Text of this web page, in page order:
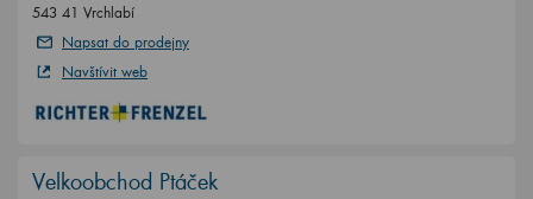
543 41 Vrchlabí
Napsat do prodejny
Navštívit web
Velkoobchod Ptáček